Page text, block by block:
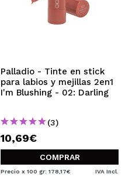
Palladio - Tinte en stick
para labios y mejillas 2en1
I'm Blushing - 02: Darling
(3)
10,69€
COMPRAR
Precio x 100 gr: 178,17€ IVA Incl.